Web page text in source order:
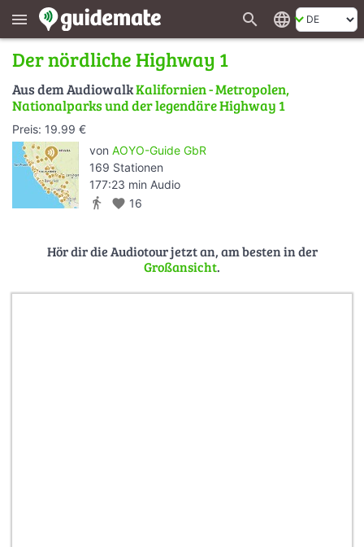
menu search language
Der nördliche Highway 1
Aus dem AudiowalkKalifornien - Metropolen,
Nationalparks und der legendäre Highway 1
Preis: 19.99 €
von AOYO-Guide GbR
169 Stationen
177:23 min Audio
directions_walk favorite 16
Hör dir die Audiotour jetzt an, am besten in der
Großansicht.